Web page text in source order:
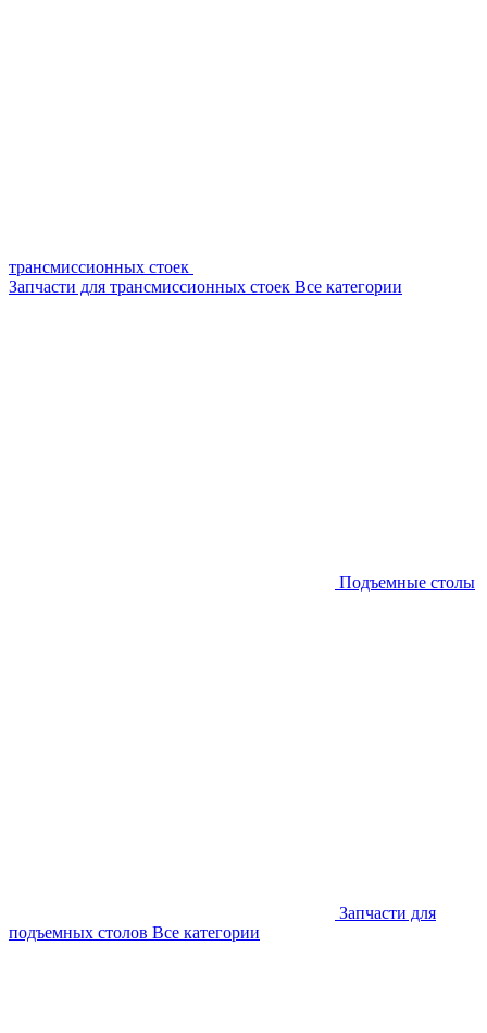
трансмиссионных стоек
Запчасти для трансмиссионных стоек Все категории
Подъемные столы
Запчасти для
подъемных столов Все категории